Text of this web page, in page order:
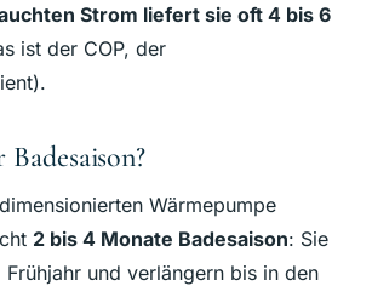
Strom liefert sie oft 4 bis 6
ist der COP, der
Wärmepumpe
2 bis 4 Monate Badesaison: Sie
und verlängern bis in den